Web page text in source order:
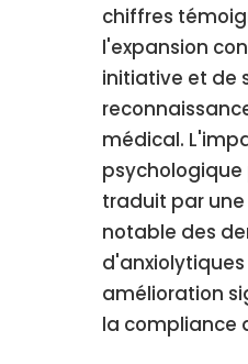
chiffres
l'expansion
initiative et de
médical.
psychologique
traduit par
notable des
amélioration
la compliance